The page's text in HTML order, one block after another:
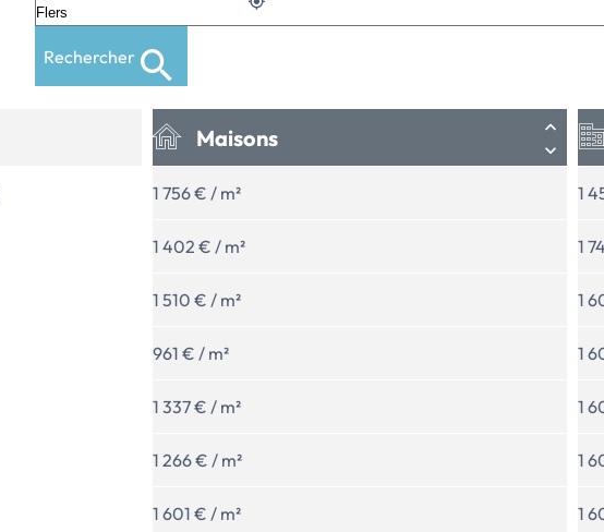
Rechercher
Maisons
1 756 € / m² 1
1 402 € / m² 1
1 510 € / m² 1
961 € / m² 1
1 337 € / m² 1
1 266 € / m² 1
1 601 € / m² 1